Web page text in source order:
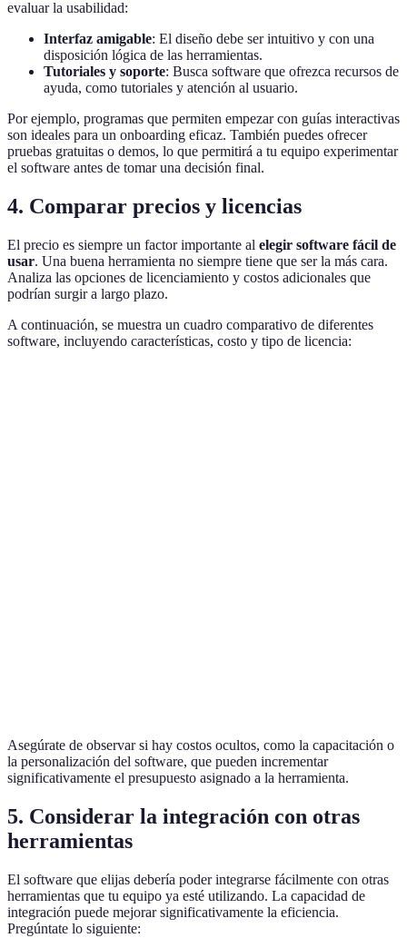
evaluar la usabilidad:
Interfaz amigable: El diseño debe ser intuitivo y con una
disposición lógica de las herramientas.
Tutoriales y soporte: Busca software que ofrezca recursos de
ayuda, como tutoriales y atención al usuario.
Por ejemplo, programas que permiten empezar con guías interactivas
son ideales para un onboarding eficaz. También puedes ofrecer
pruebas gratuitas o demos, lo que permitirá a tu equipo experimentar
el software antes de tomar una decisión final.
4. Comparar precios y licencias
El precio es siempre un factor importante al elegir software fácil de
usar. Una buena herramienta no siempre tiene que ser la más cara.
Analiza las opciones de licenciamiento y costos adicionales que
podrían surgir a largo plazo.
A continuación, se muestra un cuadro comparativo de diferentes
software, incluyendo características, costo y tipo de licencia:
Asegúrate de observar si hay costos ocultos, como la capacitación o
la personalización del software, que pueden incrementar
significativamente el presupuesto asignado a la herramienta.
5. Considerar la integración con otras
herramientas
El software que elijas debería poder integrarse fácilmente con otras
herramientas que tu equipo ya esté utilizando. La capacidad de
integración puede mejorar significativamente la eficiencia.
Pregúntate lo siguiente: